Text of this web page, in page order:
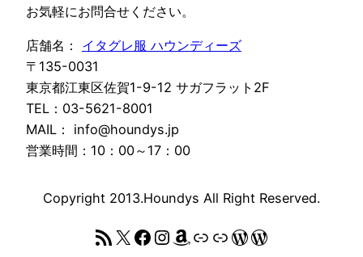
お気軽にお問合せください。
店舗名： イタグレ服 ハウンディーズ
〒135-0031
東京都江東区佐賀1-9-12 サガフラット2F
TEL：03-5621-8001
MAIL： info@houndys.jp
営業時間：10：00～17：00
Copyright 2013.Houndys All Right Reserved.
RSS フィードX Facebook
Instagram
Amazon
リンク リンクWordPress
WordPress